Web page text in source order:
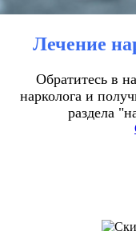
Лечение
Обратитесь в
нарколога и
раздела